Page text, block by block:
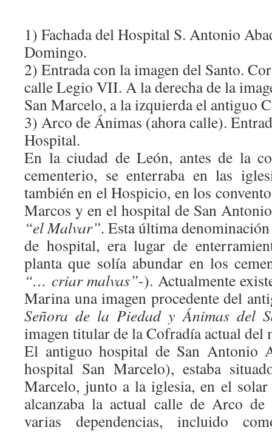
1) Fachada del Hospital S. Antonio
Domingo.
2) Entrada con la imagen del Santo.
calle Legio VII. A la derecha de la
San Marcelo, a la izquierda el antiguo
3) Arco de Ánimas (ahora calle).
Hospital.
En la ciudad de León, antes de la
cementerio, se enterraba en las
también en el Hospicio, en los
Marcos y en el hospital de San
“el Malvar”. Esta última denominación
de hospital, era lugar de
planta que solía abundar en los
“… criar malvas”-). Actualmente
Marina una imagen procedente del
Señora de la Piedad y Ánimas del
imagen titular de la Cofradía actual del
El antiguo hospital de San Antonio
hospital San Marcelo), estaba
Marcelo, junto a la iglesia, en el solar
alcanzaba la actual calle de Arco
varias dependencias, incluido